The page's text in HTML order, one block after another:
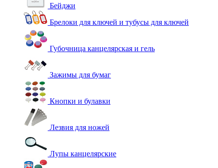
Бейджи
Брелоки для ключей и тубусы для ключей
Губочница канцелярская и гель
Зажимы для бумаг
Кнопки и булавки
Лезвия для ножей
Лупы канцелярские